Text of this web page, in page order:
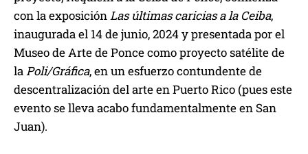
con la exposiciónLas últimas caricias a la Ceiba,
inaugurada el 14 de junio, 2024 y presentada por el
Museo de Arte de Ponce como proyecto satélite de
laPoli/Gráfica, en un esfuerzo contundente de
descentralización del arte en Puerto Rico (pues este
evento se lleva acabo fundamentalmente en San
Juan).